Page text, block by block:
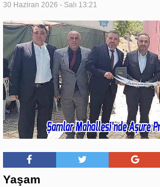
30 Haziran 2026 - Salı 13:21
Yaşam